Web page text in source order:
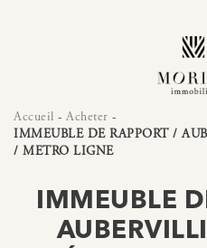
Accueil - Acheter -
IMMEUBLE DE RAPPORT /
/ METRO LIGNE
IMMEUBLE